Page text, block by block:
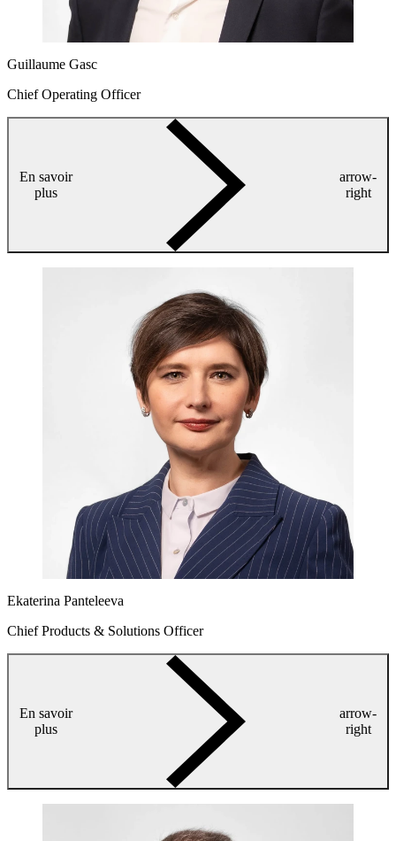
Guillaume Gasc
Chief Operating Officer
En savoir
plus
arrow-
right
Ekaterina Panteleeva
Chief Products & Solutions Officer
En savoir
plus
arrow-
right